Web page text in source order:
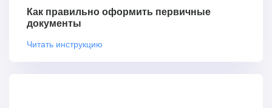
Как правильно оформить первичные
документы
Читать инструкцию